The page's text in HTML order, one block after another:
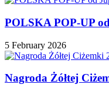
POLSKA POP-UP
5 February 2026
Nagroda Żółtej